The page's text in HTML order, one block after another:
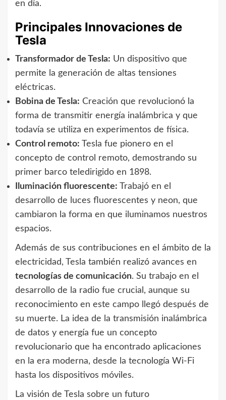
en día.
Principales Innovaciones de
Tesla
Transformador de Tesla: Un dispositivo que
permite la generación de altas tensiones
eléctricas.
Bobina de Tesla: Creación que revolucionó la
forma de transmitir energía inalámbrica y que
todavía se utiliza en experimentos de física.
Control remoto: Tesla fue pionero en el
concepto de control remoto, demostrando su
primer barco teledirigido en 1898.
Iluminación fluorescente: Trabajó en el
desarrollo de luces fluorescentes y neon, que
cambiaron la forma en que iluminamos nuestros
espacios.
Además de sus contribuciones en el ámbito de la
electricidad, Tesla también realizó avances en
tecnologías de comunicación. Su trabajo en el
desarrollo de la radio fue crucial, aunque su
reconocimiento en este campo llegó después de
su muerte. La idea de la transmisión inalámbrica
de datos y energía fue un concepto
revolucionario que ha encontrado aplicaciones
en la era moderna, desde la tecnología Wi-Fi
hasta los dispositivos móviles.
La visión de Tesla sobre un futuro